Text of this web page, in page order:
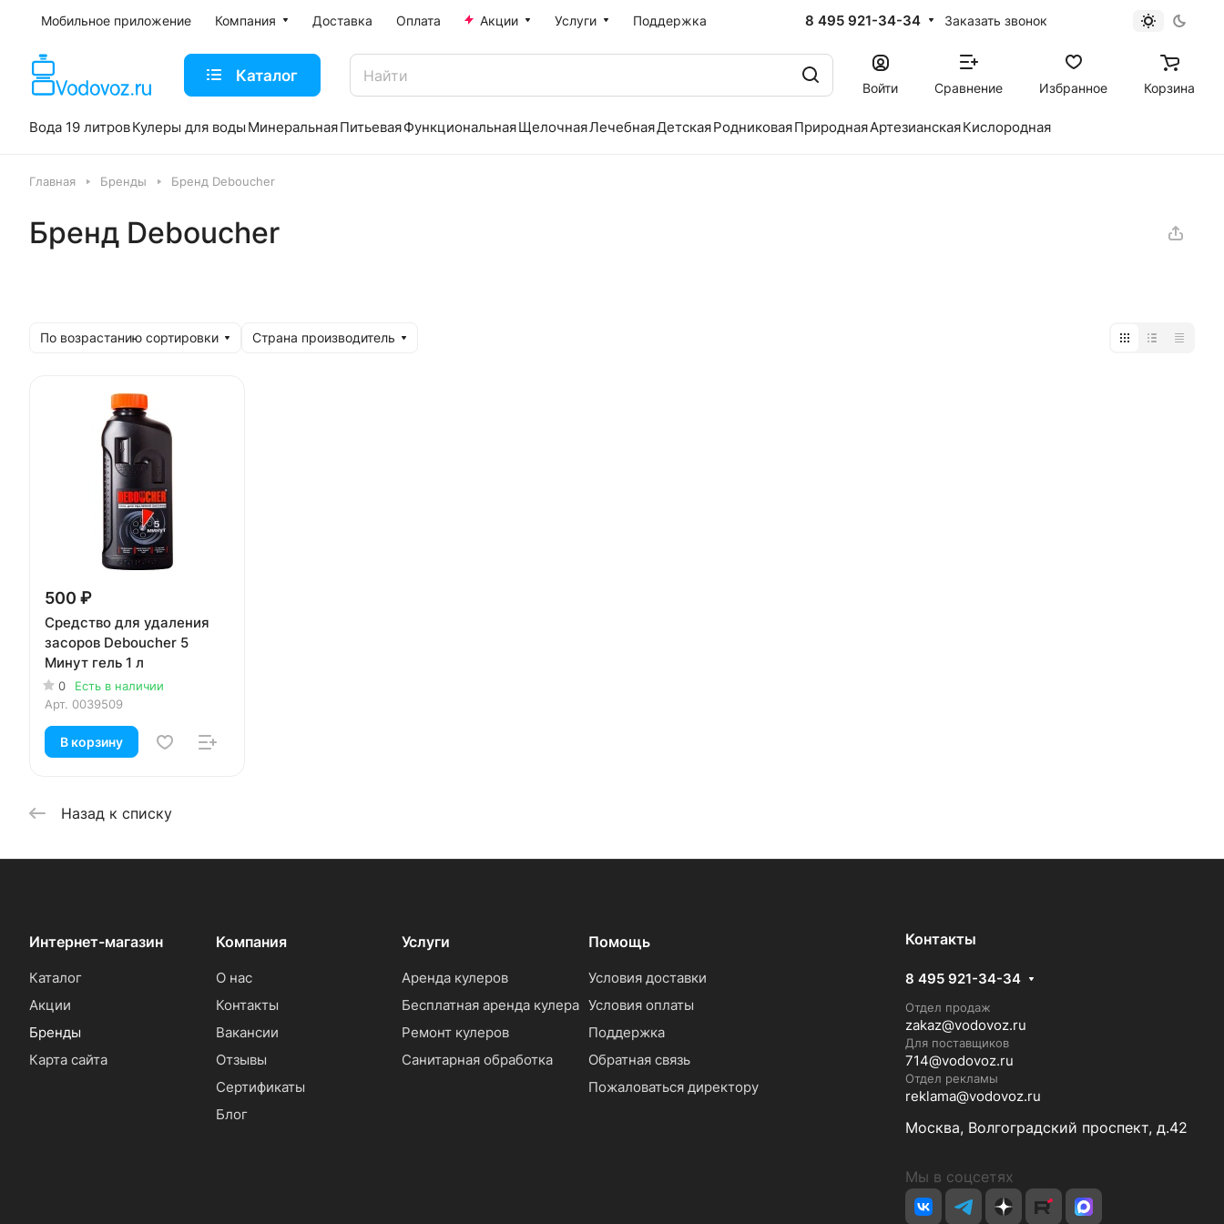
Мобильное приложение Компания Доставка Оплата Акции Услуги Поддержка 8 495 921-34-34 Заказать звонок
Каталог
Войти Сравнение Избранное Корзина
Вода 19 литровКулеры для воды МинеральнаяПитьеваяФункциональнаяЩелочнаяЛечебнаяДетскаяРодниковаяПрироднаяАртезианскаяКислородная
Главная Бренды Бренд Deboucher
Бренд Deboucher
По возрастанию сортировки Страна производитель
500 ₽
Средство для удаления
засоров Deboucher 5
Минут гель 1 л
0
Есть в наличии
Арт. 0039509
В корзину
Назад к списку
Интернет-магазин
Каталог
Акции
Бренды
Карта сайта
Компания
О нас
Контакты
Вакансии
Отзывы
Сертификаты
Блог
Услуги
Аренда кулеров
Бесплатная аренда кулера
Ремонт кулеров
Санитарная обработка
Помощь
Условия доставки
Условия оплаты
Поддержка
Обратная связь
Пожаловаться директору
Контакты
8 495 921-34-34
Отдел продаж
zakaz@vodovoz.ru
Для поставщиков
714@vodovoz.ru
Отдел рекламы
reklama@vodovoz.ru
Москва, Волгоградский проспект, д.42
Мы в соцсетях